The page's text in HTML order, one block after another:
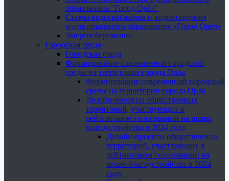
образования "Город Орёл"
Схемы водоснабжения и водоотведения
муниципального образования «Город Орёл»
Энергосбережение
Городская среда
Городская среда
Формирование современной городской
среды на территории города Орла
Формирование современной городской
среды на территории города Орла
Дизайн-проекты общественных
территорий, участвующих в
рейтинговом голосовании на право
благоустройства в 2024 году
Дизайн-проекты общественных
территорий, участвующих в
рейтинговом голосовании на
право благоустройства в 2024
году